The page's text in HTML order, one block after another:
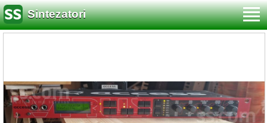
Sintezatori